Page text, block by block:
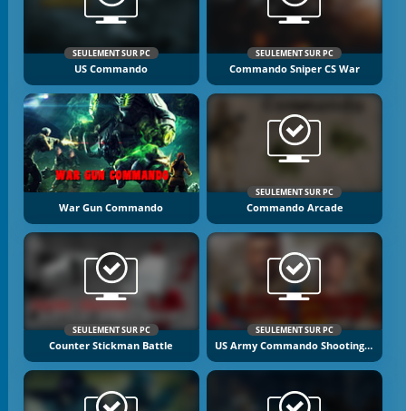
SEULEMENT SUR PC
US Commando
SEULEMENT SUR PC
Commando Sniper CS War
War Gun Commando
SEULEMENT SUR PC
Commando Arcade
SEULEMENT SUR PC
Counter Stickman Battle
SEULEMENT SUR PC
US Army Commando Shooting Warzone